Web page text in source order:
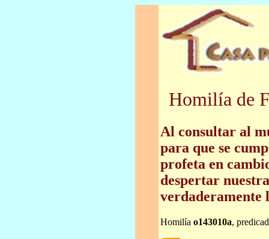
Homilía de
Al consultar al
para que se
profeta en
despertar
verdaderamente
Homilía o143010a,